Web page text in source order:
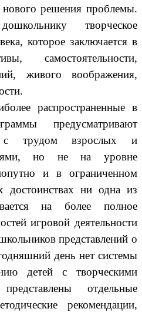
решения проблемы.
творческое
которое заключается в
самостоятельности,
живого воображения,
распространенные в
предусматривают
с трудом взрослых и
но не на уровне
и в ограниченном
ни одна из
на более полное
игровой деятельности
представлений о
день нет системы
детей с творческими
отдельные
рекомендации,